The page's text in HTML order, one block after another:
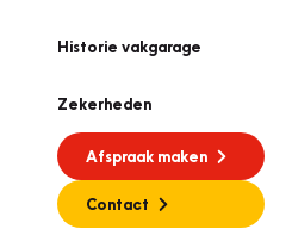
Historie vakgarage
Zekerheden
Afspraak maken
Contact